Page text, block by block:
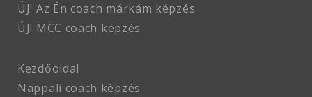
ÚJ! Az Én coach márkám képzés
ÚJ! MCC coach képzés
Kezdőoldal
Nappali coach képzés